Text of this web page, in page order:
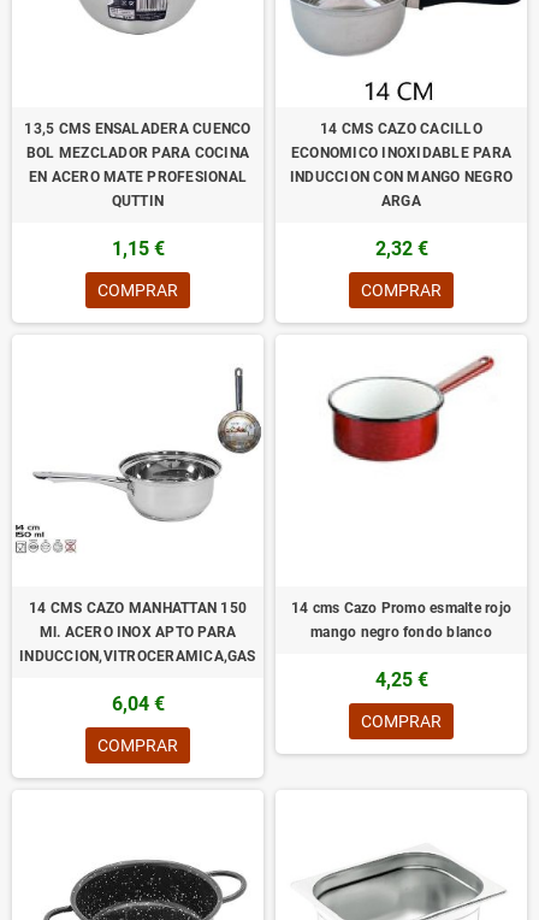
13,5 CMS ENSALADERA CUENCO
BOL MEZCLADOR PARA COCINA
EN ACERO MATE PROFESIONAL
QUTTIN
1,15 €
COMPRAR
14 CMS CAZO CACILLO
ECONOMICO INOXIDABLE PARA
INDUCCION CON MANGO NEGRO
ARGA
2,32 €
COMPRAR
14 CMS CAZO MANHATTAN 150
Ml. ACERO INOX APTO PARA
INDUCCION,VITROCERAMICA,GAS
6,04 €
COMPRAR
14 cms Cazo Promo esmalte rojo
mango negro fondo blanco
4,25 €
COMPRAR